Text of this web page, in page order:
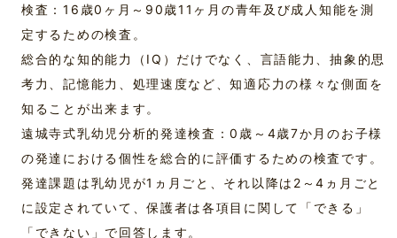
検査：16歳0ヶ月～90歳11ヶ月の青年及び成人知能を測
定するための検査。
総合的な知的能力（IQ）だけでなく、言語能力、抽象的思
考力、記憶能力、処理速度など、知適応力の様々な側面を
知ることが出来ます。
遠城寺式乳幼児分析的発達検査：0歳～4歳7か月のお子様
の発達における個性を総合的に評価するための検査です。
発達課題は乳幼児が1ヵ月ごと、それ以降は2～4ヵ月ごと
に設定されていて、保護者は各項目に関して「できる」
「できない」で回答します。